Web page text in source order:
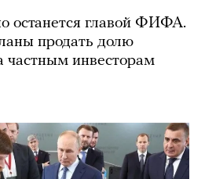
останется главой ФИФА.
продать долю
частным инвесторам